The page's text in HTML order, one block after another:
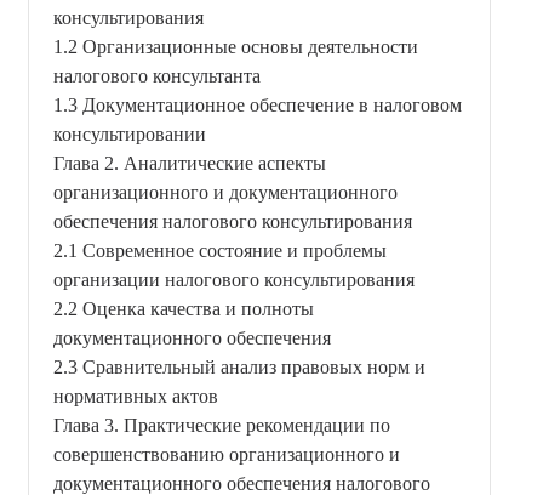
консультирования
1.2 Организационные основы деятельности
налогового консультанта
1.3 Документационное обеспечение в налоговом
консультировании
Глава 2. Аналитические аспекты
организационного и документационного
обеспечения налогового консультирования
2.1 Современное состояние и проблемы
организации налогового консультирования
2.2 Оценка качества и полноты
документационного обеспечения
2.3 Сравнительный анализ правовых норм и
нормативных актов
Глава 3. Практические рекомендации по
совершенствованию организационного и
документационного обеспечения налогового